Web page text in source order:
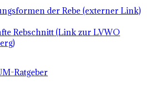
der Rebe (externer Link)
Rebschnitt (Link zur LVWO
Ratgeber